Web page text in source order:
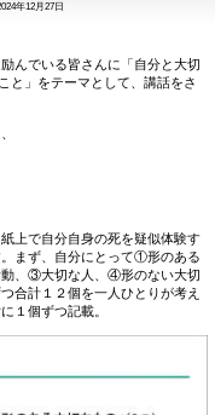
年12月27日
んでいる皆さんに「自分と大切
と」をテーマとして、講話をさ
上で自分自身の死を疑似体験す
まず、自分にとって①形のある
、③大切な人、④形のない大切
合計１２個を一人ひとりが考え
１個ずつ記載。